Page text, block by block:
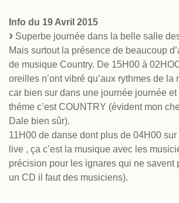
Info du 19 Avril 2015
Superbe journée dans la belle salle
Mais surtout la présence de beaucoup
de musique Country. De 15H00 à
oreilles n’ont vibré qu’aux rythmes de la
car bien sur dans une journée journée
théme c’est COUNTRY (évident mon
Dale bien sûr).
11H00 de danse dont plus de 04H00
live , ça c’est la musique avec les
précision pour les ignares qui ne savent
un CD il faut des musiciens).